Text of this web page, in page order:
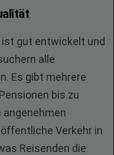
gut entwickelt und
alle
Es gibt mehrere
bis zu
angenehmen
Verkehr in
Reisenden die